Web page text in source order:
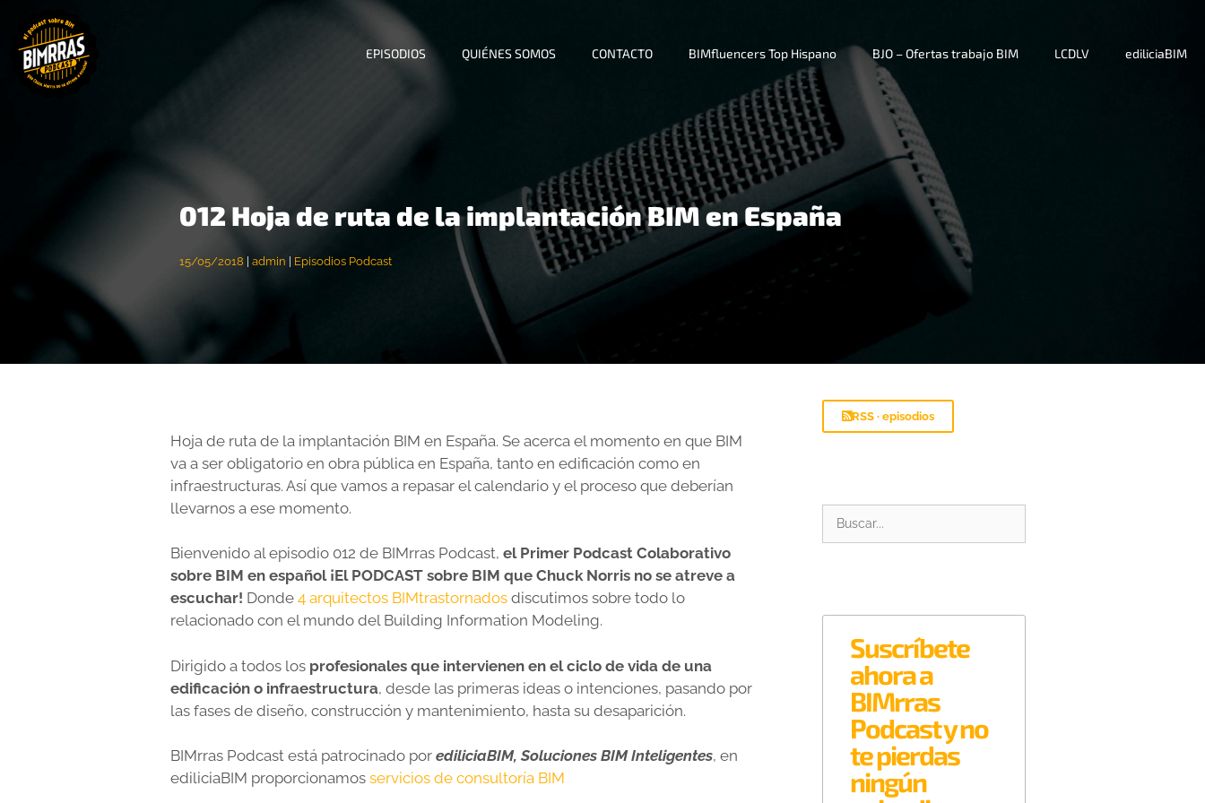
EPISODIOS QUIÉNES SOMOS CONTACTO BIMfluencers Top Hispano BJO – Ofertas trabajo BIM LCDLV ediliciaBIM
012 Hoja de ruta de la implantación BIM en España
15/05/2018 admin Episodios Podcast
Hoja de ruta de la implantación BIM en España. Se acerca el momento en que BIM
va a ser obligatorio en obra pública en España, tanto en edificación como en
infraestructuras. Así que vamos a repasar el calendario y el proceso que deberían
llevarnos a ese momento.
Bienvenido al episodio 012 de BIMrras Podcast, el Primer Podcast Colaborativo
sobre BIM en español ¡El PODCAST sobre BIM que Chuck Norris no se atreve a
escuchar! Donde 4 arquitectos BIMtrastornados discutimos sobre todo lo
relacionado con el mundo del Building Information Modeling.
Dirigido a todos los profesionales que intervienen en el ciclo de vida de una
edificación o infraestructura, desde las primeras ideas o intenciones, pasando por
las fases de diseño, construcción y mantenimiento, hasta su desaparición.
BIMrras Podcast está patrocinado por ediliciaBIM, Soluciones BIM Inteligentes, en
ediliciaBIM proporcionamos servicios de consultoría BIM
RSS · episodios
Suscríbete
ahora a
BIMrras
Podcast y no
te pierdas
ningún